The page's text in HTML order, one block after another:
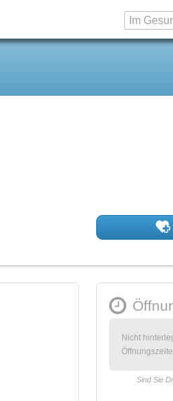
Nicht
Sind Sie